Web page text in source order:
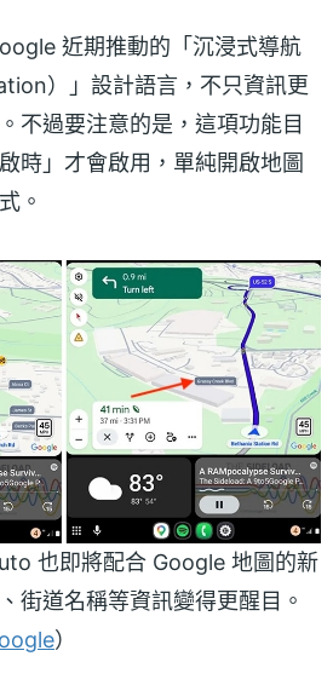
近期推動的「沉浸式導航
）」設計語言，不只資訊更
不過要注意的是，這項功能目
時」才會啟用，單純開啟地圖
。
也即將配合 Google 地圖的新
街道名稱等資訊變得更醒目。
）